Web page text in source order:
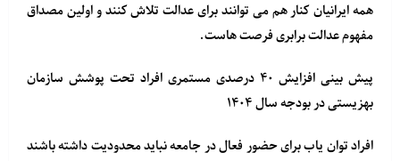
همه ایرانیان کنار هم می توانند برای عدالت تلاش کنند و اولین مصداق
مفهوم عدالت برابری فرصت هاست.
پیش بینی افزایش ۴۰ درصدی مستمری افراد تحت پوشش سازمان
بهزیستی در بودجه سال ۱۴۰۴
افراد توان یاب برای حضور فعال در جامعه نباید محدودیت داشته باشند